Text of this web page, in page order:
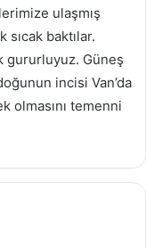
ulaşmış
baktılar.
gururluyuz. Güneş
incisi Van’da
olmasını temenni